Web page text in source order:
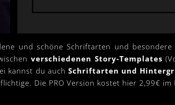
und schöne Schriftarten und
verschiedenen Story-Templates
kannst du auch Schriftarten und
Die PRO Version kostet hier 2,99€